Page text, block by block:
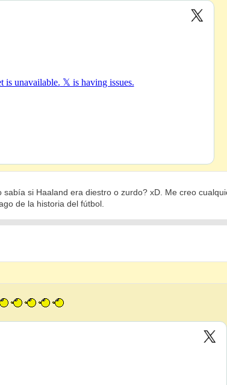
sabía si Haaland era diestro o zurdo? xD. Me creo
de la historia del fútbol.